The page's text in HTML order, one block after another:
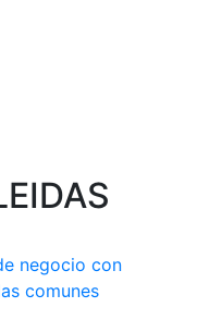
negocio con
comunes